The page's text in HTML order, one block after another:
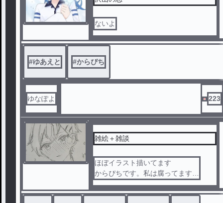
ないよ
#ゆあえと #からぴち
ゆなぽよ 223
雑絵＋雑談
ほぼイラスト描いてます
からぴちです。私は腐ってます。
ほぼアナログですわよ